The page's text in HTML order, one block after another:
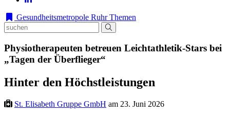
Gesundheitsmetropole Ruhr Themen
Physiotherapeuten betreuen Leichtathletik-Stars bei
„Tagen der Überflieger“
Hinter den Höchstleistungen
St. Elisabeth Gruppe GmbH am 23. Juni 2026